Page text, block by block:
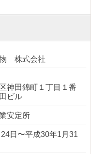
株式会社
神田錦町１丁目１番
ビル
安定所
日〜平成30年1月31